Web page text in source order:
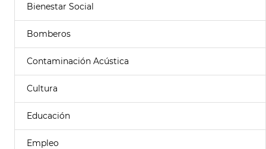
Bienestar Social
Bomberos
Contaminación Acústica
Cultura
Educación
Empleo